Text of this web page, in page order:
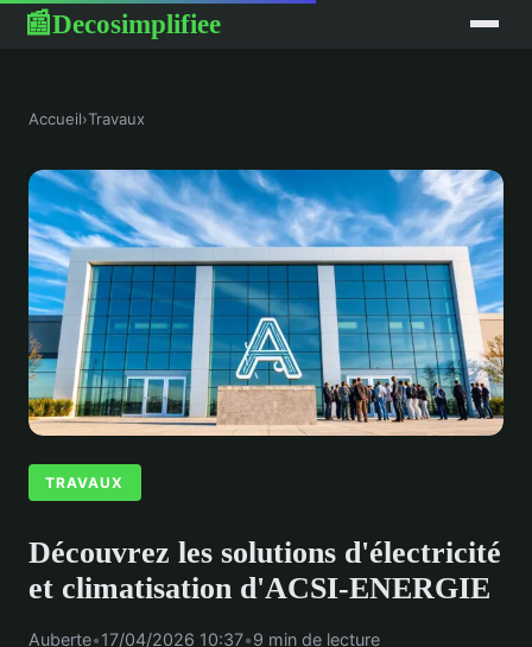
📰Decosimplifiee
Accueil›Travaux
TRAVAUX
Découvrez les solutions d'électricité
et climatisation d'ACSI-ENERGIE
Auberte•17/04/2026 10:37•9 min de lecture